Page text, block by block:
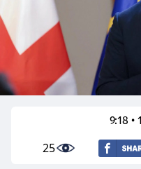
9:18 •
25